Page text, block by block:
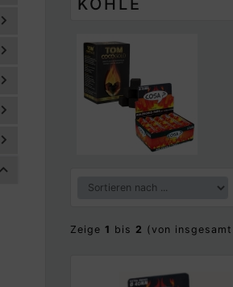
KOHLE
Zeige 1 bis 2 (von insgesamt